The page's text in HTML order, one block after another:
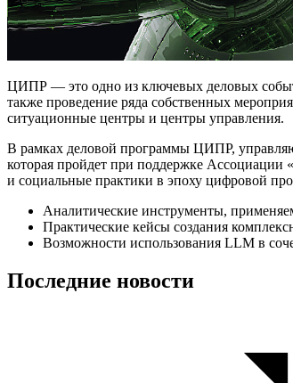
ЦИПР — это одно из ключевых деловых
также проведение ряда собственных
ситуационные центры и центры управления.
В рамках деловой программы ЦИПР,
которая пройдет при поддержке
и социальные практики в эпоху цифровой
Аналитические инструменты,
Практические кейсы создания
Возможности использования LLM в
Последние новости